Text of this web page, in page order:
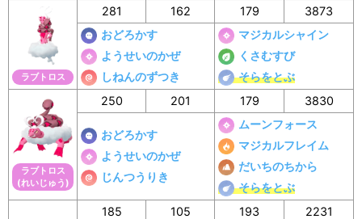
ラブトロス
281 162 179
3873
おどろかす
ようせいのかぜ
しねんのずつき
マジカルシャイン
くさむすび
そらをとぶ
ラブトロス
(れいじゅう)
250 201 179 3830
おどろかす
ようせいのかぜ
じんつうりき
ムーンフォース
マジカルフレイム
だいちのちから
そらをとぶ
185 105 193 2231